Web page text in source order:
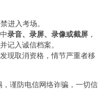
进入考场。
录音、录屏、录像或截屏 ，
记入诚信档案。
现取消资格，情节严重者移
，谨防电信网络诈骗，一切信